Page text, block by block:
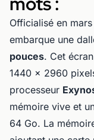
Officialisé en
embarque une
pouces. Cet
1440 x 2960
processeur
mémoire vive et
64 Go. La